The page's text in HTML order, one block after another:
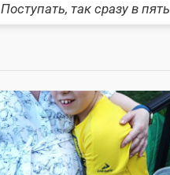
Поступать, так сразу в пять